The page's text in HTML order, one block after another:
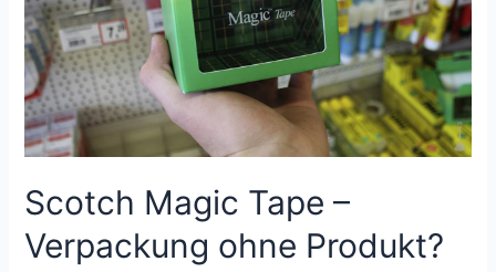
Scotch Magic Tape –
Verpackung ohne Produkt?